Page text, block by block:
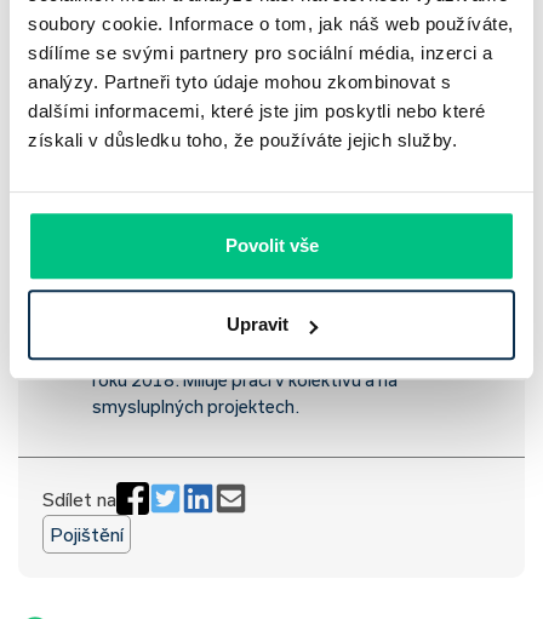
soubory cookie. Informace o tom, jak náš web používáte,
sdílíme se svými partnery pro sociální média, inzerci a
analýzy. Partneři tyto údaje mohou zkombinovat s
dalšími informacemi, které jste jim poskytli nebo které
získali v důsledku toho, že používáte jejich služby.
Povolit vše
Upravit
S pojištěním majetku jsou spojené i výluky pojištění,
tedy situace, kdy pojišťovna nebude plnit. Dozvíte se
o nich v pojistné smlouvě.
Rozsah pojištění se liší pojišťovnu od pojišťovny.
Daniela Opletalová
Marketingový specialista
Dany je naše grafička a content specialistka,
která vlnami online marketingu proplouvá už od
roku 2018. Miluje práci v kolektivu a na
smysluplných projektech.
Sdílet na
Pojištění